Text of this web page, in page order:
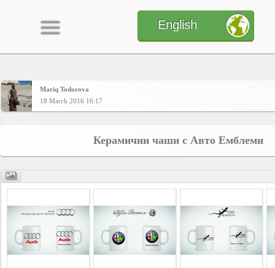
Home
Yepses
Members
English
Mariq Todorova
18 March 2016 16:17
Керамични чаши с Авто Емблеми